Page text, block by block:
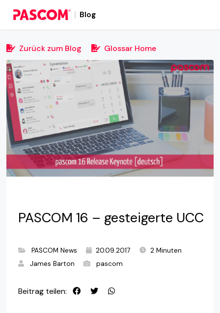
Blog
Zurück zum Blog Glossar Home
PASCOM 16 – gesteigerte UCC
PASCOM News 20.09.2017
2 Minuten
James Barton
pascom
Beitrag teilen: